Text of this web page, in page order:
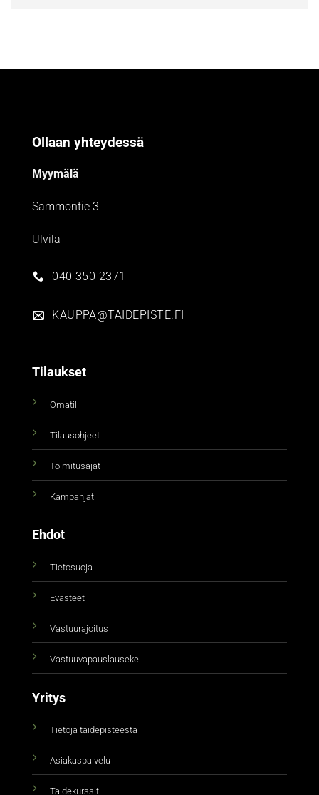
Ollaan yhteydessä
Myymälä
Sammontie 3
Ulvila
040 350 2371
KAUPPA@TAIDEPISTE.FI
Tilaukset
Omatili
Tilausohjeet
Toimitusajat
Kampanjat
Ehdot
Tietosuoja
Evästeet
Vastuurajoitus
Vastuuvapauslauseke
Yritys
Tietoja taidepisteestä
Asiakaspalvelu
Taidekurssit